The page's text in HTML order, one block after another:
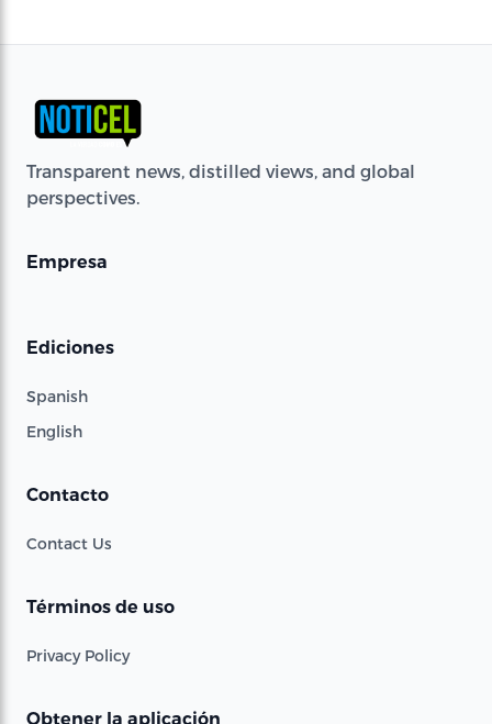
Transparent news, distilled views, and global
perspectives.
Empresa
Ediciones
Spanish
English
Contacto
Contact Us
Términos de uso
Privacy Policy
Obtener la aplicación